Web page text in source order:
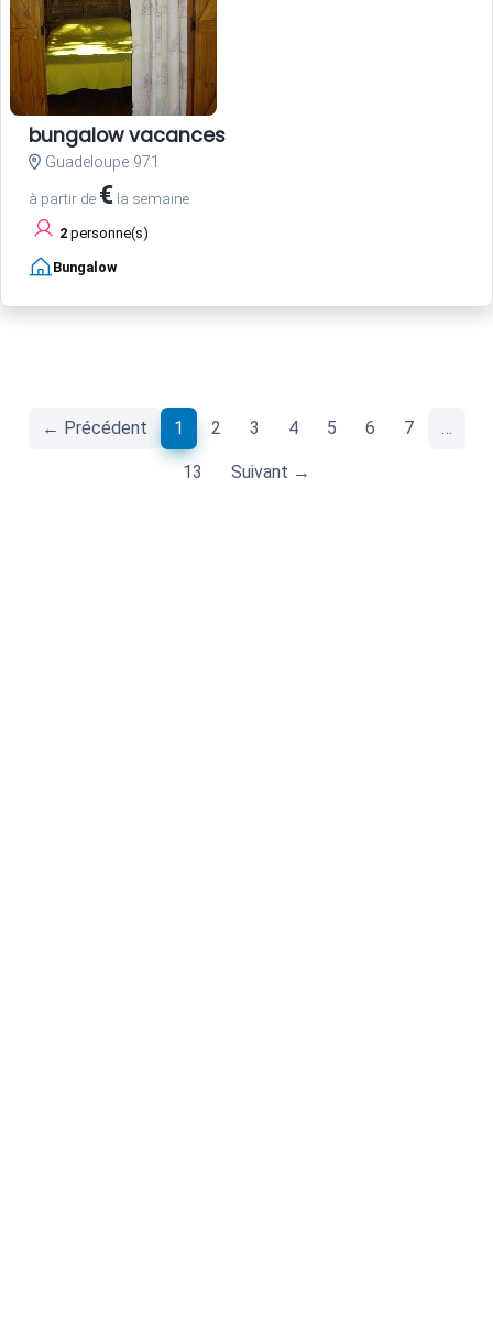
bungalow vacances
Guadeloupe 971
à partir de € la semaine
2 personne(s)
Bungalow
← Précédent 1 (current)
2 3 4 5 6 7 …
13 Suivant →